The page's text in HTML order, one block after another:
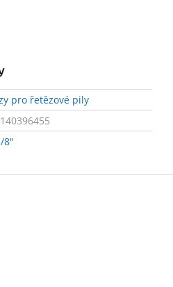
pro řetězové pily
8"